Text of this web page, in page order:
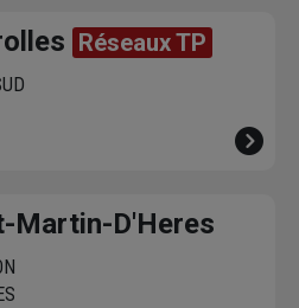
heure plus tard.Réseaux TP
Martin-D'Heres